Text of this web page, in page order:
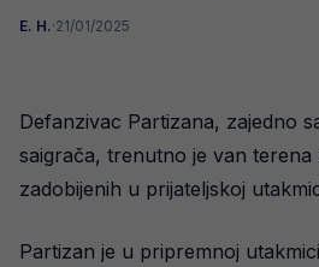
E. H.·21/01/2025
Defanzivac Partizana, zajedno
saigrača, trenutno je van
zadobijenih u prijateljskoj
Partizan je u pripremnoj